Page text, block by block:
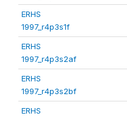
ERHS
1997_r4p3s1f
ERHS
1997_r4p3s2af
ERHS
1997_r4p3s2bf
ERHS